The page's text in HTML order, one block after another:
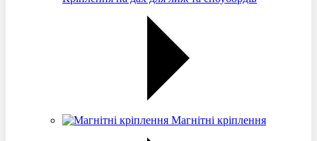
Магнітні кріплення